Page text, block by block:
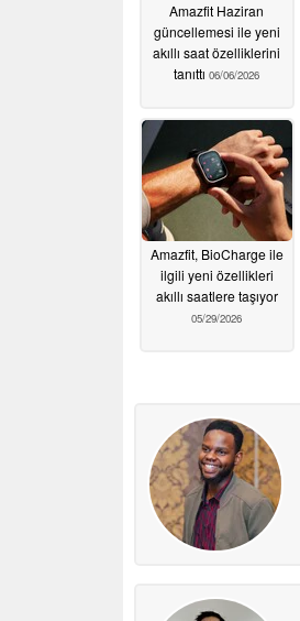
Amazfit Haziran
güncellemesi ile yeni
akıllı saat özelliklerini
tanıttı 06/06/2026
Amazfit, BioCharge ile
ilgili yeni özellikleri
akıllı saatlere taşıyor
05/29/2026